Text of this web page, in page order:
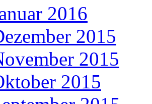
2016
2015
2015
2015